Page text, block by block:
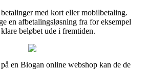
med kort eller mobilbetaling.
en afbetalingsløsning fra for eksempel
beløbet ude i fremtiden.
en Biogan online webshop kan de de